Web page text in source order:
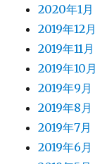
2020年1月
2019年12月
2019年11月
2019年10月
2019年9月
2019年8月
2019年7月
2019年6月